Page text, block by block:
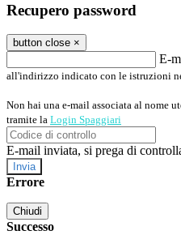
Recupero password
button close ×
E-
all'indirizzo indicato con le istruzioni
Non hai una e-mail associata al nome
tramite la Login Spaggiari
E-mail inviata, si prega di
Errore
Chiudi
Successo